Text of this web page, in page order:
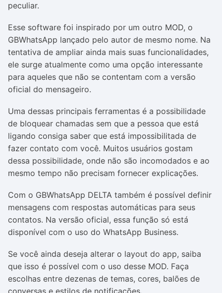
peculiar.
Esse software foi inspirado por um outro MOD, o
GBWhatsApp lançado pelo autor de mesmo nome. Na
tentativa de ampliar ainda mais suas funcionalidades,
ele surge atualmente como uma opção interessante
para aqueles que não se contentam com a versão
oficial do mensageiro.
Uma dessas principais ferramentas é a possibilidade
de bloquear chamadas sem que a pessoa que está
ligando consiga saber que está impossibilitada de
fazer contato com você. Muitos usuários gostam
dessa possibilidade, onde não são incomodados e ao
mesmo tempo não precisam fornecer explicações.
Com o GBWhatsApp DELTA também é possível definir
mensagens com respostas automáticas para seus
contatos. Na versão oficial, essa função só está
disponível com o uso do WhatsApp Business.
Se você ainda deseja alterar o layout do app, saiba
que isso é possível com o uso desse MOD. Faça
escolhas entre dezenas de temas, cores, balões de
conversas e estilos de notificações.